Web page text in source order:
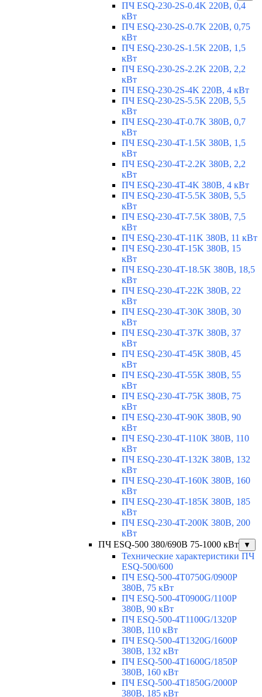
ПЧ ESQ-230-2S-0.4K 220В, 0,4
кВт
ПЧ ESQ-230-2S-0.7K 220В, 0,75
кВт
ПЧ ESQ-230-2S-1.5K 220В, 1,5
кВт
ПЧ ESQ-230-2S-2.2K 220В, 2,2
кВт
ПЧ ESQ-230-2S-4K 220В, 4 кВт
ПЧ ESQ-230-2S-5.5K 220В, 5,5
кВт
ПЧ ESQ-230-4T-0.7K 380В, 0,7
кВт
ПЧ ESQ-230-4T-1.5K 380В, 1,5
кВт
ПЧ ESQ-230-4T-2.2K 380В, 2,2
кВт
ПЧ ESQ-230-4T-4K 380В, 4 кВт
ПЧ ESQ-230-4T-5.5K 380В, 5,5
кВт
ПЧ ESQ-230-4T-7.5K 380В, 7,5
кВт
ПЧ ESQ-230-4T-11K 380В, 11 кВт
ПЧ ESQ-230-4T-15K 380В, 15
кВт
ПЧ ESQ-230-4T-18.5K 380В, 18,5
кВт
ПЧ ESQ-230-4T-22K 380В, 22
кВт
ПЧ ESQ-230-4T-30K 380В, 30
кВт
ПЧ ESQ-230-4T-37K 380В, 37
кВт
ПЧ ESQ-230-4T-45K 380В, 45
кВт
ПЧ ESQ-230-4T-55K 380В, 55
кВт
ПЧ ESQ-230-4T-75K 380В, 75
кВт
ПЧ ESQ-230-4T-90K 380В, 90
кВт
ПЧ ESQ-230-4T-110K 380В, 110
кВт
ПЧ ESQ-230-4T-132K 380В, 132
кВт
ПЧ ESQ-230-4T-160K 380В, 160
кВт
ПЧ ESQ-230-4T-185K 380В, 185
кВт
ПЧ ESQ-230-4T-200K 380В, 200
кВт
ПЧ ESQ-500 380/690В 75-1000 кВт
▼
Технические характеристики ПЧ
ESQ-500/600
ПЧ ESQ-500-4T0750G/0900P
380В, 75 кВт
ПЧ ESQ-500-4T0900G/1100P
380В, 90 кВт
ПЧ ESQ-500-4T1100G/1320P
380В, 110 кВт
ПЧ ESQ-500-4T1320G/1600P
380В, 132 кВт
ПЧ ESQ-500-4T1600G/1850P
380В, 160 кВт
ПЧ ESQ-500-4T1850G/2000P
380В, 185 кВт